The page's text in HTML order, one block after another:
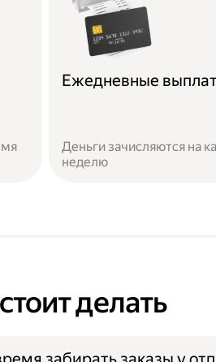
Ежедневные
Деньги зачисляются на
неделю
делать